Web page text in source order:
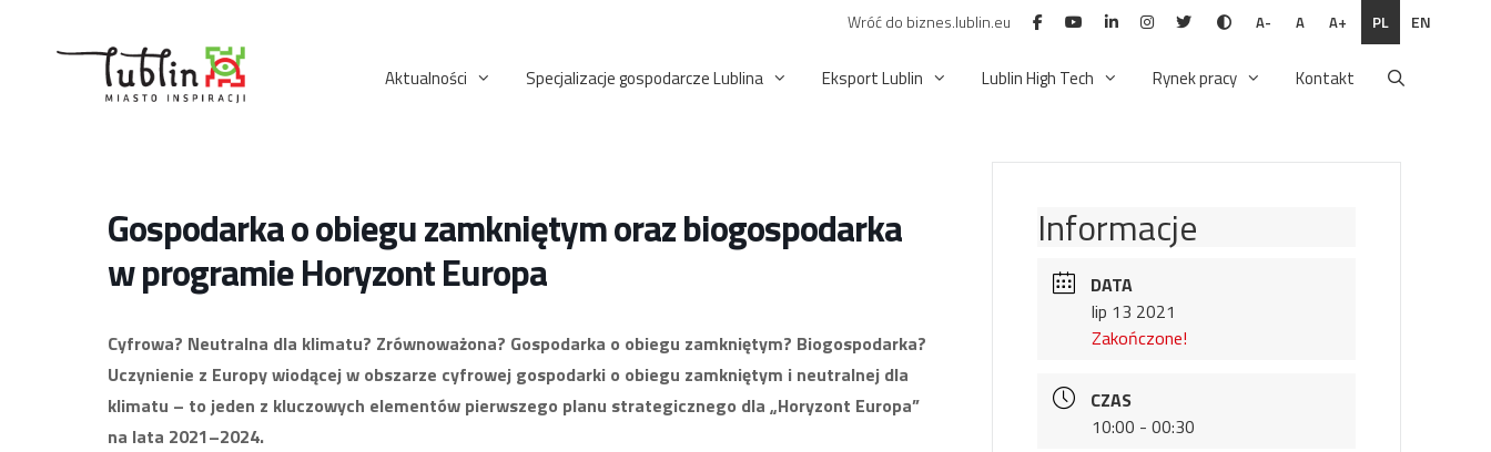
Wróć do biznes.lublin.eu A- A A+ PL EN
Aktualności Specjalizacje gospodarcze Lublina Eksport Lublin Lublin High Tech Rynek pracy Kontakt
Gospodarka o obiegu zamkniętym oraz biogospodarka
w programie Horyzont Europa
Cyfrowa? Neutralna dla klimatu? Zrównoważona? Gospodarka o obiegu zamkniętym? Biogospodarka?
Uczynienie z Europy wiodącej w obszarze cyfrowej gospodarki o obiegu zamkniętym i neutralnej dla
klimatu – to jeden z kluczowych elementów pierwszego planu strategicznego dla „Horyzont Europa”
na lata 2021–2024.
Informacje
DATA
lip 13 2021
Zakończone!
CZAS
10:00 - 00:30